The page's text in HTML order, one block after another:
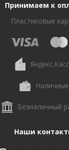
Принимаем к
Пластиковые
Наличные
Безналичный
Наши